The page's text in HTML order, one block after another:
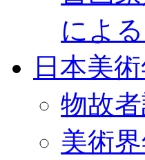
による
日本美
物故
美術